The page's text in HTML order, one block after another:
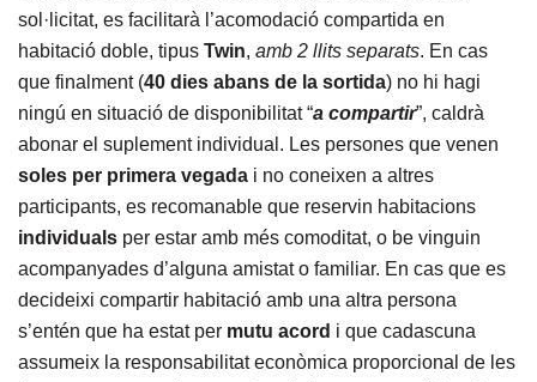
sol·licitat, es facilitarà l’acomodació compartida en
habitació doble, tipus Twin, amb 2 llits separats. En cas
que finalment (40 dies abans de la sortida) no hi hagi
ningú en situació de disponibilitat “a compartir”, caldrà
abonar el suplement individual. Les persones que venen
soles per primera vegada i no coneixen a altres
participants, es recomanable que reservin habitacions
individuals per estar amb més comoditat, o be vinguin
acompanyades d’alguna amistat o familiar. En cas que es
decideixi compartir habitació amb una altra persona
s’entén que ha estat per mutu acord i que cadascuna
assumeix la responsabilitat econòmica proporcional de les